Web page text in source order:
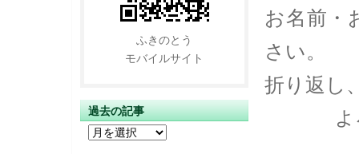
お名前・
さい。
折り返し
ふきのとう
モバイルサイト
過去の記事